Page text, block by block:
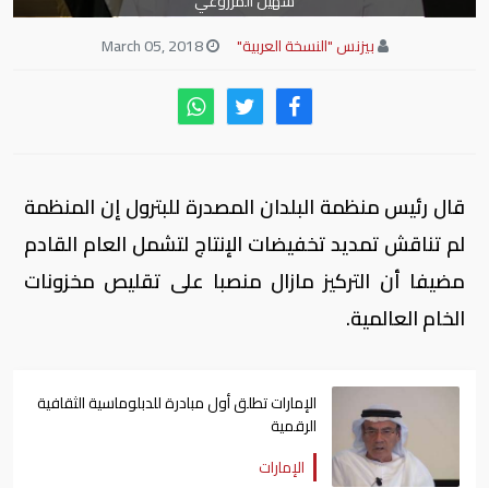
بيزنس "النسخة العربية"
March 05, 2018
قال رئيس منظمة البلدان المصدرة للبترول إن المنظمة
لم تناقش تمديد تخفيضات الإنتاج لتشمل العام القادم
مضيفا أن التركيز مازال منصبا على تقليص مخزونات
الخام العالمية.
الإمارات تطلق أول مبادرة للدبلوماسية الثقافية
الرقمية
الإمارات